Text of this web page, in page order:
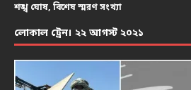
শঙ্খ ঘোষ, বিশেষ স্মরণ সংখ্যা
লোকাল ট্রেন। ২২ আগস্ট ২০২১